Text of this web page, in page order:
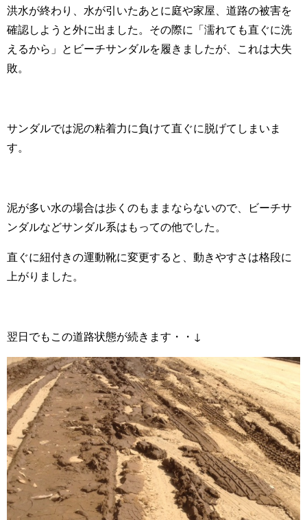
洪水が終わり、水が引いたあとに庭や家屋、道路の被害を
確認しようと外に出ました。その際に「濡れても直ぐに洗
えるから」とビーチサンダルを履きましたが、これは大失
敗。
サンダルでは泥の粘着力に負けて直ぐに脱げてしまいま
す。
泥が多い水の場合は歩くのもままならないので、ビーチサ
ンダルなどサンダル系はもっての他でした。
直ぐに紐付きの運動靴に変更すると、動きやすさは格段に
上がりました。
翌日でもこの道路状態が続きます・・↓